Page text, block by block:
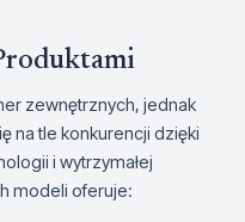
zewnętrznych, jednak
na tle konkurencji dzięki
i wytrzymałej
modeli oferuje: